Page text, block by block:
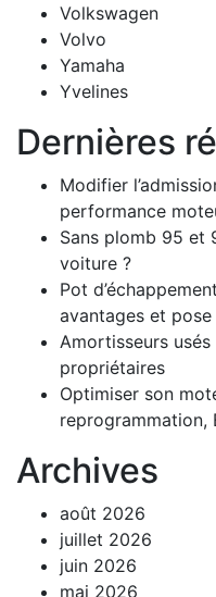
Volkswagen
Volvo
Yamaha
Yvelines
Dernières
Modifier
performance
Sans plomb 95 et
voiture ?
Pot
avantages et pose
Amortisseurs
propriétaires
Optimiser son
reprogrammation,
Archives
août 2026
juillet 2026
juin 2026
mai 2026